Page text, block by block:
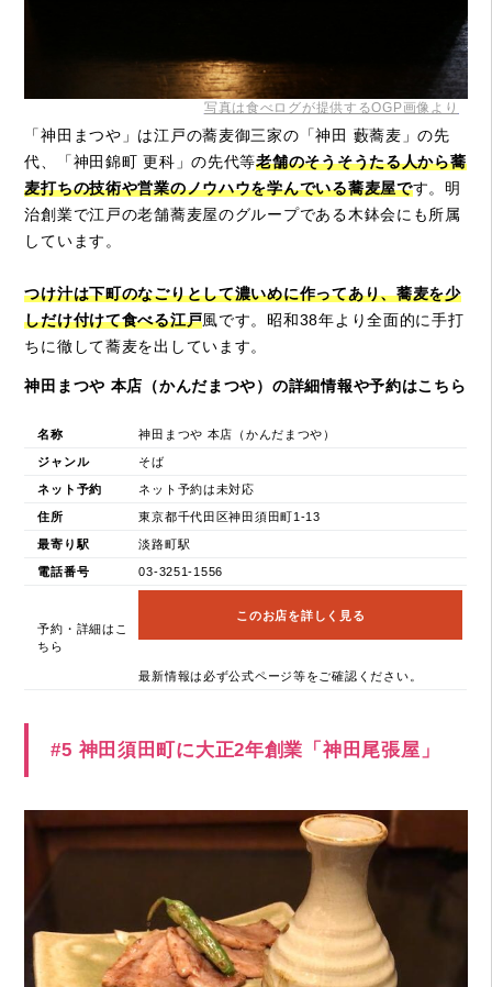
写真は食べログが提供するOGP画像より
「神田まつや」は江戸の蕎麦御三家の「神田 藪蕎麦」の先
代、「神田錦町 更科」の先代等老舗のそうそうたる人から蕎
麦打ちの技術や営業のノウハウを学んでいる蕎麦屋です。明
治創業で江戸の老舗蕎麦屋のグループである木鉢会にも所属
しています。
つけ汁は下町のなごりとして濃いめに作ってあり、蕎麦を少
しだけ付けて食べる江戸風です。昭和38年より全面的に手打
ちに徹して蕎麦を出しています。
神田まつや 本店（かんだまつや）の詳細情報や予約はこちら
名称 神田まつや 本店（かんだまつや）
ジャンル そば
ネット予約 ネット予約は未対応
住所 東京都千代田区神田須田町1-13
最寄り駅 淡路町駅
電話番号 03-3251-1556
予約・詳細はこ
ちら
このお店を詳しく見る
最新情報は必ず公式ページ等をご確認ください。
#5 神田須田町に大正2年創業「神田尾張屋」